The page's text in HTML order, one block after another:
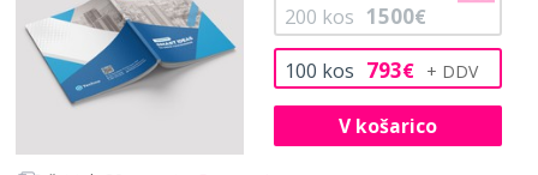
100 kos 793€
200 kos 1500€
V košarico